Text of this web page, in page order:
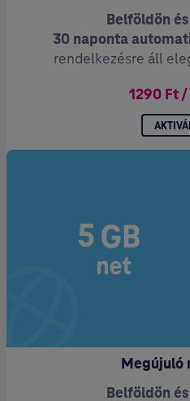
Belföldön
30 naponta
rendelkezésre áll
1290 Ft
Megújuló
Belföldön